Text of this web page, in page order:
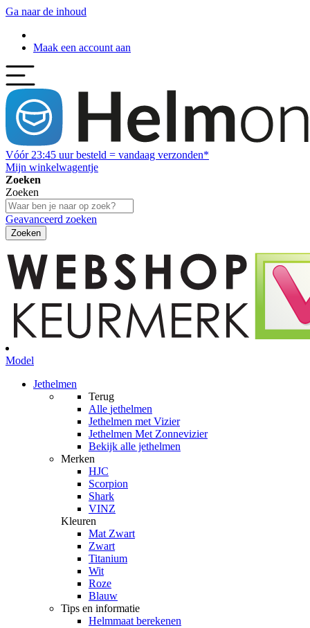
Ga naar de inhoud
Maak een account aan
Vóór 23:45 uur besteld = vandaag verzonden*
Mijn winkelwagentje
Zoeken
Zoeken
Geavanceerd zoeken
Zoeken
Model
Jethelmen
Terug
Alle jethelmen
Jethelmen met Vizier
Jethelmen Met Zonnevizier
Bekijk alle jethelmen
Merken
HJC
Scorpion
Shark
VINZ
Kleuren
Mat Zwart
Zwart
Titanium
Wit
Roze
Blauw
Tips en informatie
Helmmaat berekenen